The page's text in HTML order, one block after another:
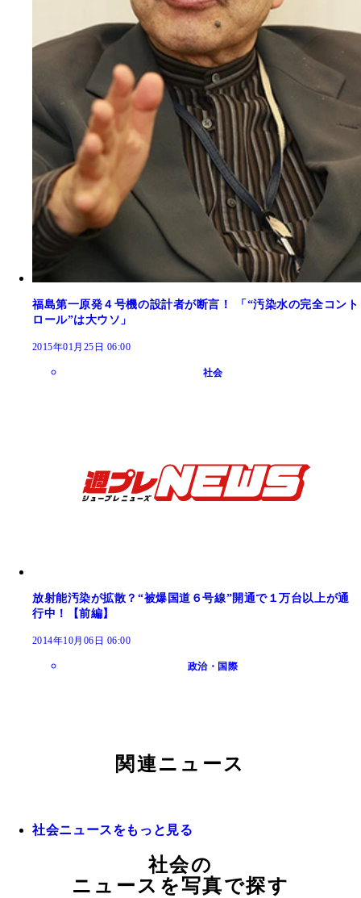
福島第一原発４号機の設計者が断言！ 「“汚染水の完全コント
ロール”は大ウソ」
2015年01月25日 06:00
社会
放射能汚染が拡散？“被爆国道６号線”開通で１万台以上が通
行中！【前編】
2014年10月06日 06:00
政治・国際
関連ニュース
社会ニュースをもっと見る
社会の
ニュースを写真で探す